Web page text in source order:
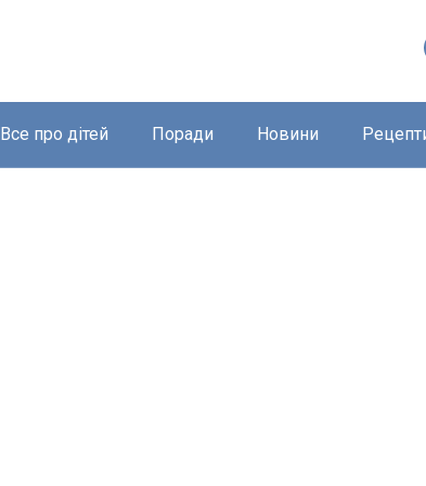
Все про дітей Поради Новини